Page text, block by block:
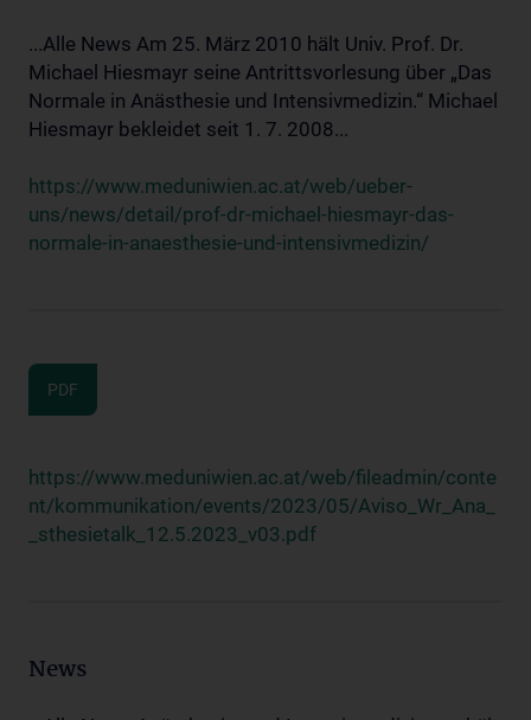
...Alle News Am 25. März 2010 hält Univ. Prof. Dr.
Michael Hiesmayr seine Antrittsvorlesung über „Das
Normale in Anästhesie und Intensivmedizin.“ Michael
Hiesmayr bekleidet seit 1. 7. 2008...
https://www.meduniwien.ac.at/web/ueber-
uns/news/detail/prof-dr-michael-hiesmayr-das-
normale-in-anaesthesie-und-intensivmedizin/
PDF
https://www.meduniwien.ac.at/web/fileadmin/conte
nt/kommunikation/events/2023/05/Aviso_Wr_Ana_
_sthesietalk_12.5.2023_v03.pdf
News